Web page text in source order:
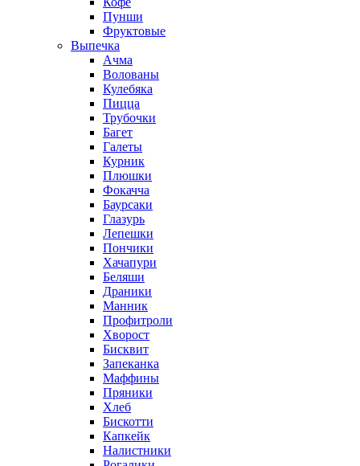
Пунши
Фруктовые
Выпечка
Ачма
Волованы
Кулебяка
Пицца
Трубочки
Багет
Галеты
Курник
Плюшки
Фокачча
Баурсаки
Глазурь
Лепешки
Пончики
Хачапури
Беляши
Драники
Манник
Профитроли
Хворост
Бисквит
Запеканка
Маффины
Пряники
Хлеб
Бискотти
Капкейк
Налистники